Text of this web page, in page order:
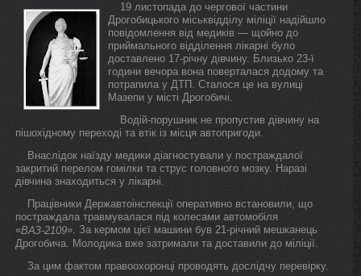
19 листопада до чергової частини
Дрогобицького міськвідділу міліції надійшло
повідомлення від медиків — щойно до
приймального відділення лікарні було
доставлено 17-річну дівчину. Близько 23-ї
години вечора вона поверталася додому та
потрапила у ДТП. Сталося це на вулиці
Мазепи у місті Дрогобичі.
Водій-порушник не пропустив дівчину на
пішохідному переході та втік із місця автопригоди.
Внаслідок наїзду медики діагностували у постраждалої
закритий перелом гомілки та струс головного мозку. Наразі
дівчина знаходиться у лікарні.
Працівники Державтоінспекції оперативно встановили, що
постраждала травмувалася під колесами автомобіля
«ВАЗ-2109». За кермом цієї машини був 21-річний мешканець
Дрогобича. Молодика вже затримали та доставили до міліції.
За цим фактом правоохоронці проводять дослідчу перевірку.